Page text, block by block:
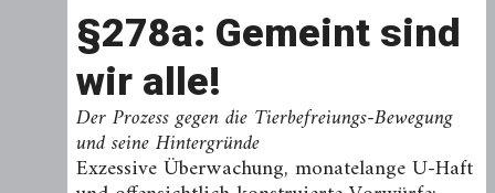
§278a: Gemeint sind
wir alle!
Der Prozess gegen die Tierbefreiungs-Bewegung
und seine Hintergründe
Exzessive Überwachung, monatelange U-Haft